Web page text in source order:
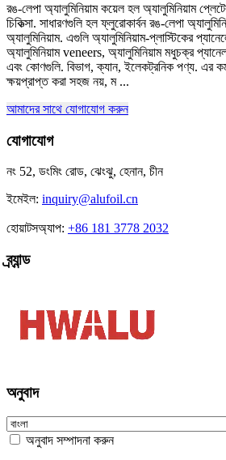
রঙ-লেপা অ্যালুমিনিয়াম কয়েল হল অ্যালুমিনিয়াম
চিকিত্সা. সাধারণগুলি হল ফ্লুরোকার্বন রঙ-লেপা
অ্যালুমিনিয়াম. এগুলি অ্যালুমিনিয়াম-প্লাস্টিকের
অ্যালুমিনিয়াম veneers, অ্যালুমিনিয়াম মধুচক্র
এবং কোণগুলি. বিভাগ, ক্যান, ইলেকট্রনিক পণ্য. এর
ক্ষয়প্রাপ্ত করা সহজ নয়, ম ...
আমাদের সাথে যোগাযোগ করুন
যোগাযোগ
নং 52, ডংমিং রোড, ঝেংঝু, হেনান, চীন
ইমেইল: inquiry@alufoil.cn
হোয়াটসঅ্যাপ: +86 181 3778 2032
ব্র্যান্ড
অনুবাদ
অনুবাদ সম্পাদনা করুন